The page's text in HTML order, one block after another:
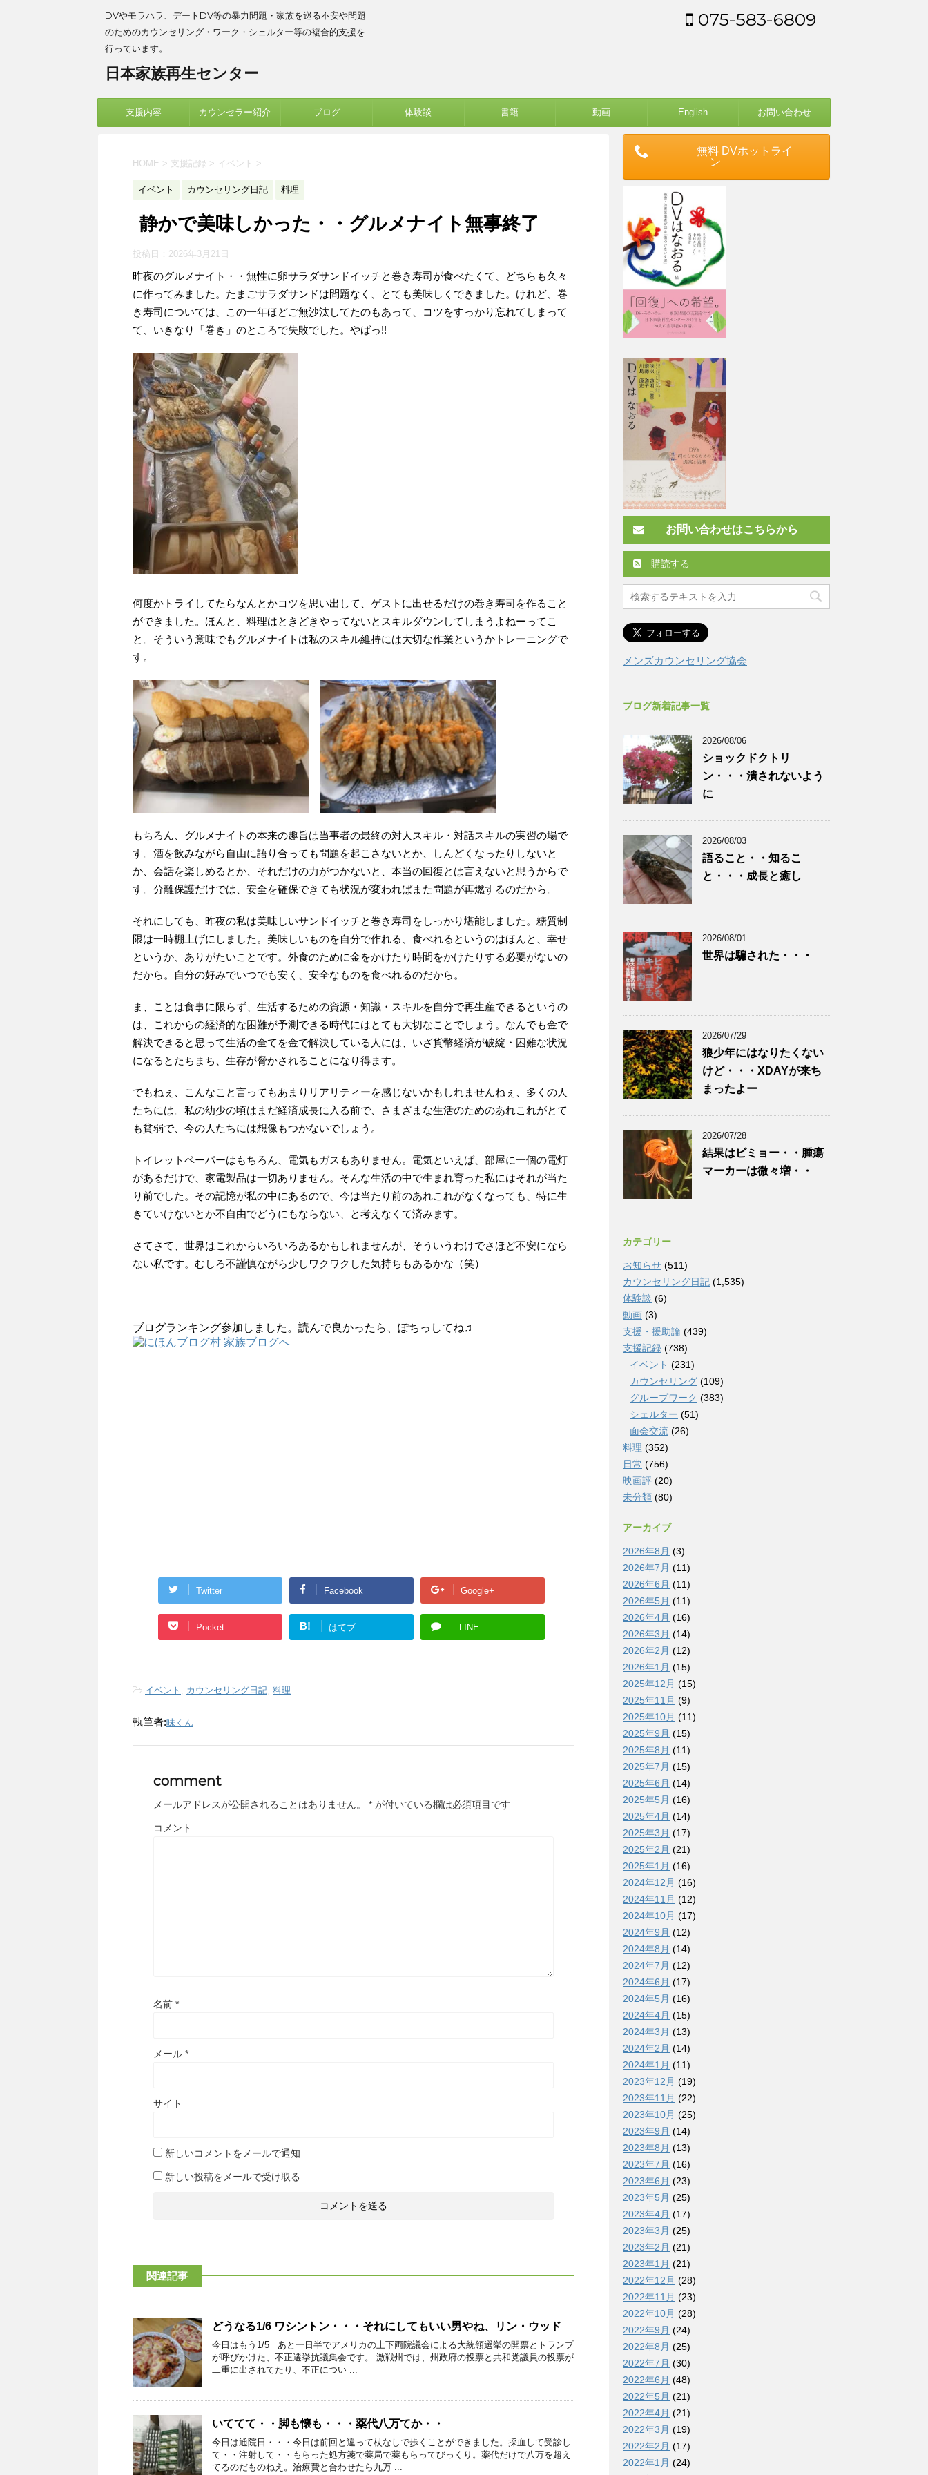
DVやモラハラ、デートDV等の暴力問題・家族を巡る不安や問題
のためのカウンセリング・ワーク・シェルター等の複合的支援を
行っています。
日本家族再生センター
075-583-6809
支援内容 カウンセラー紹介 ブログ 体験談 書籍 動画 English お問い合わせ
HOME > 支援記録 > イベント >
イベント カウンセリング日記 料理
静かで美味しかった・・グルメナイト無事終了
投稿日： 2026年3月21日
昨夜のグルメナイト・・無性に卵サラダサンドイッチと巻き寿司が食べたくて、どちらも久々
に作ってみました。たまごサラダサンドは問題なく、とても美味しくできました。けれど、巻
き寿司については、この一年ほどご無沙汰してたのもあって、コツをすっかり忘れてしまって
て、いきなり「巻き」のところで失敗でした。やばっ!!
何度かトライしてたらなんとかコツを思い出して、ゲストに出せるだけの巻き寿司を作ること
ができました。ほんと、料理はときどきやってないとスキルダウンしてしまうよねーってこ
と。そういう意味でもグルメナイトは私のスキル維持には大切な作業というかトレーニングで
す。
もちろん、グルメナイトの本来の趣旨は当事者の最終の対人スキル・対話スキルの実習の場で
す。酒を飲みながら自由に語り合っても問題を起こさないとか、しんどくなったりしないと
か、会話を楽しめるとか、それだけの力がつかないと、本当の回復とは言えないと思うからで
す。分離保護だけでは、安全を確保できても状況が変わればまた問題が再燃するのだから。
それにしても、昨夜の私は美味しいサンドイッチと巻き寿司をしっかり堪能しました。糖質制
限は一時棚上げにしました。美味しいものを自分で作れる、食べれるというのはほんと、幸せ
というか、ありがたいことです。外食のために金をかけたり時間をかけたりする必要がないの
だから。自分の好みでいつでも安く、安全なものを食べれるのだから。
ま、ことは食事に限らず、生活するための資源・知識・スキルを自分で再生産できるというの
は、これからの経済的な困難が予測できる時代にはとても大切なことでしょう。なんでも金で
解決できると思って生活の全てを金で解決している人には、いざ貨幣経済が破綻・困難な状況
になるとたちまち、生存が脅かされることになり得ます。
でもねぇ、こんなこと言ってもあまりリアリティーを感じないかもしれませんねぇ、多くの人
たちには。私の幼少の頃はまだ経済成長に入る前で、さまざまな生活のためのあれこれがとて
も貧弱で、今の人たちには想像もつかないでしょう。
トイレットペーパーはもちろん、電気もガスもありません。電気といえば、部屋に一個の電灯
があるだけで、家電製品は一切ありません。そんな生活の中で生まれ育った私にはそれが当た
り前でした。その記憶が私の中にあるので、今は当たり前のあれこれがなくなっても、特に生
きていけないとか不自由でどうにもならない、と考えなくて済みます。
さてさて、世界はこれからいろいろあるかもしれませんが、そういうわけでさほど不安になら
ない私です。むしろ不謹慎ながら少しワクワクした気持ちもあるかな（笑）
ブログランキング参加しました。読んで良かったら、ぽちっしてね♫
Twitter Facebook Google+
Pocket B! はてブ LINE
-イベント , カウンセリング日記, 料理
執筆者:味くん
comment
メールアドレスが公開されることはありません。 * が付いている欄は必須項目です
コメント
名前 *
メール *
サイト
新しいコメントをメールで通知
新しい投稿をメールで受け取る
関連記事
どうなる1/6 ワシントン・・・それにしてもいい男やね、リン・ウッド
今日はもう1/5 あと一日半でアメリカの上下両院議会による大統領選挙の開票とトランプ
が呼びかけた、不正選挙抗議集会です。 激戦州では、州政府の投票と共和党議員の投票が
二重に出されてたり、不正につい ...
いててて・・脚も懐も・・・薬代八万てか・・
今日は通院日・・・今日は前回と違って杖なしで歩くことができました。採血して受診し
て・・注射して・・もらった処方箋で薬局で薬もらってびっくり。薬代だけで八万を超え
てるのだものねえ。治療費と合わせたら九万 ...
無料 DVホットライ
ン
お問い合わせはこちらから
購読する
メンズカウンセリング協会
ブログ新着記事一覧
2026/08/06
ショックドクトリ
ン・・・潰されないよう
に
2026/08/03
語ること・・知るこ
と・・・成長と癒し
2026/08/01
世界は騙された・・・
2026/07/29
狼少年にはなりたくない
けど・・・XDAYが来ち
まったよー
2026/07/28
結果はビミョー・・腫瘍
マーカーは微々増・・
カテゴリー
お知らせ (511)
カウンセリング日記 (1,535)
体験談 (6)
動画 (3)
支援・援助論 (439)
支援記録 (738)
イベント (231)
カウンセリング (109)
グループワーク (383)
シェルター (51)
面会交流 (26)
料理 (352)
日常 (756)
映画評 (20)
未分類 (80)
アーカイブ
2026年8月 (3)
2026年7月 (11)
2026年6月 (11)
2026年5月 (11)
2026年4月 (16)
2026年3月 (14)
2026年2月 (12)
2026年1月 (15)
2025年12月 (15)
2025年11月 (9)
2025年10月 (11)
2025年9月 (15)
2025年8月 (11)
2025年7月 (15)
2025年6月 (14)
2025年5月 (16)
2025年4月 (14)
2025年3月 (17)
2025年2月 (21)
2025年1月 (16)
2024年12月 (16)
2024年11月 (12)
2024年10月 (17)
2024年9月 (12)
2024年8月 (14)
2024年7月 (12)
2024年6月 (17)
2024年5月 (16)
2024年4月 (15)
2024年3月 (13)
2024年2月 (14)
2024年1月 (11)
2023年12月 (19)
2023年11月 (22)
2023年10月 (25)
2023年9月 (14)
2023年8月 (13)
2023年7月 (16)
2023年6月 (23)
2023年5月 (25)
2023年4月 (17)
2023年3月 (25)
2023年2月 (21)
2023年1月 (21)
2022年12月 (28)
2022年11月 (23)
2022年10月 (28)
2022年9月 (24)
2022年8月 (25)
2022年7月 (30)
2022年6月 (48)
2022年5月 (21)
2022年4月 (21)
2022年3月 (19)
2022年2月 (17)
2022年1月 (24)